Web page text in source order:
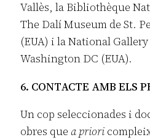
Vallès, la Bibliothèque
The Dalí Museum de St.
(EUA) i la National
Washington DC (EUA).
6. CONTACTE AMB ELS
Un cop seleccionades i
obres quea priori